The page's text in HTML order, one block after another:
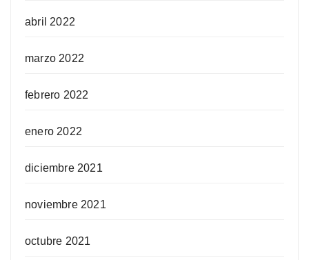
abril 2022
marzo 2022
febrero 2022
enero 2022
diciembre 2021
noviembre 2021
octubre 2021